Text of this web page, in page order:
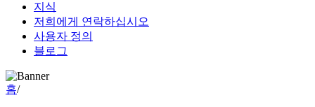
지식
저희에게 연락하십시오
사용자 정의
블로그
홈/